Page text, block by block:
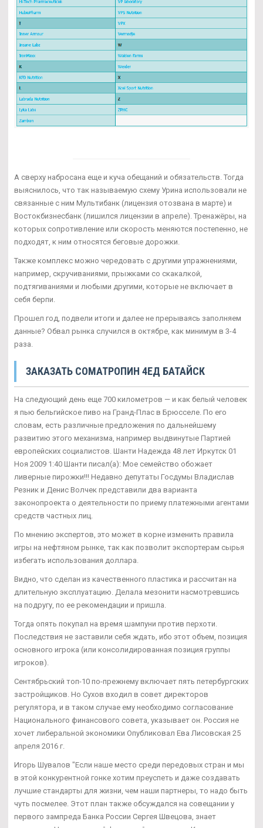
А сверху набросана еще и куча обещаний и обязательств. Тогда
выяснилось, что так называемую схему Урина использовали не
связанные с ним Мультибанк (лицензия отозвана в марте) и
Востокбизнесбанк (лишился лицензии в апреле). Тренажёры, на
которых сопротивление или скорость меняются постепенно, не
подходят, к ним относятся беговые дорожки.
Также комплекс можно чередовать с другими упражнениями,
например, скручиваниями, прыжками со скакалкой,
подтягиваниями и любыми другими, которые не включает в
себя берпи.
Прошел год, подвели итоги и далее не прерываясь заполняем
данные? Обвал рынка случился в октябре, как минимум в 3-4
раза.
ЗАКАЗАТЬ CОМАТРОПИН 4ЕД БАТАЙСК
На следующий день еще 700 километров — и как белый человек
я пью бельгийское пиво на Гранд-Плас в Брюсселе. По его
словам, есть различные предложения по дальнейшему
развитию этого механизма, например выдвинутые Партией
европейских социалистов. Шанти Надежда 48 лет Иркутск 01
Ноя 2009 1:40 Шанти писал(а): Мое семейство обожает
ливерные пирожки!!! Недавно депутаты Госдумы Владислав
Резник и Денис Волчек представили два варианта
законопроекта о деятельности по приему платежными агентами
средств частных лиц.
По мнению экспертов, это может в корне изменить правила
игры на нефтяном рынке, так как позволит экспортерам сырья
избегать использования доллара.
Видно, что сделан из качественного пластика и рассчитан на
длительную эксплуатацию. Делала мезонити насмотревшись
на подругу, по ее рекомендации и пришла.
Тогда опять покупал на время шампуни против перхоти.
Последствия не заставили себя ждать, ибо этот объем, позиция
основного игрока (или консолидированная позиция группы
игроков).
Сентябрьский топ-10 по-прежнему включает пять петербургских
застройщиков. Но Сухов входил в совет директоров
регулятора, и в таком случае ему необходимо согласование
Национального финансового совета, указывает он. Россия не
хочет либеральной экономики Опубликовал Ева Лисовская 25
апреля 2016 г.
Игорь Шувалов "Если наше место среди передовых стран и мы
в этой конкурентной гонке хотим преуспеть и даже создавать
лучшие стандарты для жизни, чем наши партнеры, то надо быть
чуть посмелее. Этот план также обсуждался на совещании у
первого зампреда Банка России Сергея Швецова, знает